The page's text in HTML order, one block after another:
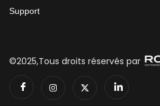
Support
©2025,Tous droits réservés par